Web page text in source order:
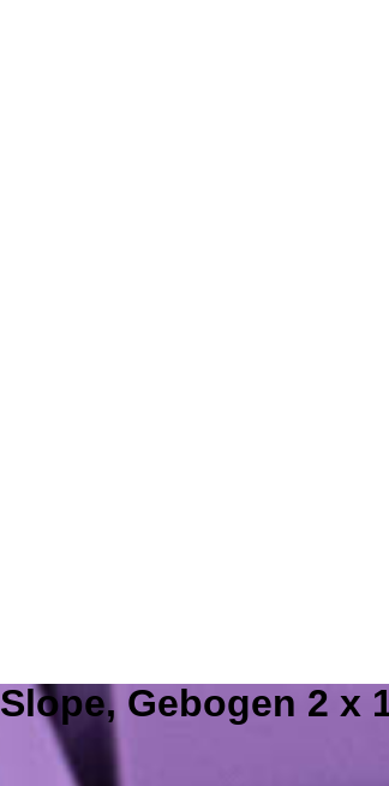
Slope, Gebogen 2 x